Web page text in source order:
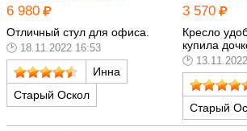
6 980
Отличный стул для офиса.
18.11.2022 16:53
Инна
Старый Оскол
3 570
Кресло
купила
Старый